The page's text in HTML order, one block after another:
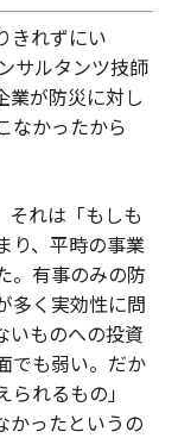
きれずにい
サルタンツ技師
業が防災に対し
なかったから
それは「もしも
り、平時の事業
。有事のみの防
多く実効性に問
いものへの投資
でも弱い。だか
れるもの」
かったというの